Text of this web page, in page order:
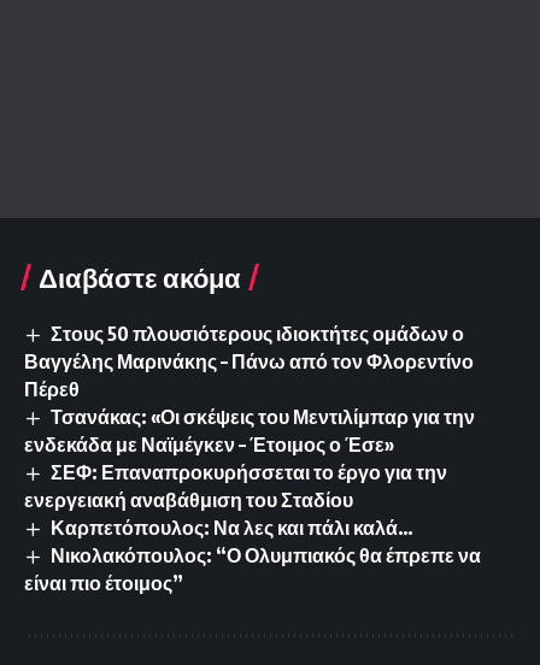
Διαβάστε ακόμα
Στους 50 πλουσιότερους ιδιοκτήτες ομάδων ο
Βαγγέλης Μαρινάκης – Πάνω από τον Φλορεντίνο
Πέρεθ
Τσανάκας: «Οι σκέψεις του Μεντιλίμπαρ για την
ενδεκάδα με Ναϊμέγκεν – Έτοιμος ο Έσε»
ΣΕΦ: Επαναπροκυρήσσεται το έργο για την
ενεργειακή αναβάθμιση του Σταδίου
Καρπετόπουλος: Να λες και πάλι καλά…
Νικολακόπουλος: “Ο Ολυμπιακός θα έπρεπε να
είναι πιο έτοιμος”